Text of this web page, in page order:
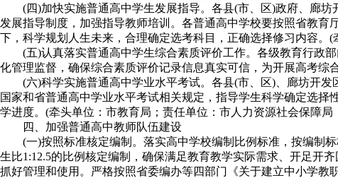
(四)加快实施普通高中学生发展指导。各县(市、区)政府、廊
发展指导制度，加强指导教师培训。各普通高中学校要按照省教
下，科学规划人生未来，合理确定选考科目，正确选择修习内容
(五)认真落实普通高中学生综合素质评价工作。各级教育行政
化管理监督，确保综合素质评价记录信息真实可信，为开展高考综
(六)科学实施普通高中学业水平考试。各县(市、区)、廊坊开
国家和省普通高中学业水平考试相关规定，指导学生科学确定选
学进度。(牵头单位：市教育局；责任单位：市人力资源社会保障
四、加强普通高中教师队伍建设
(一)按照标准核定编制。落实高中学校编制比例标准，按编制
生比1:12.5的比例核定编制，确保满足教育教学实际需求、开足开
抓好管理和使用。严格按照省委编办等四部门《关于建立中小学教